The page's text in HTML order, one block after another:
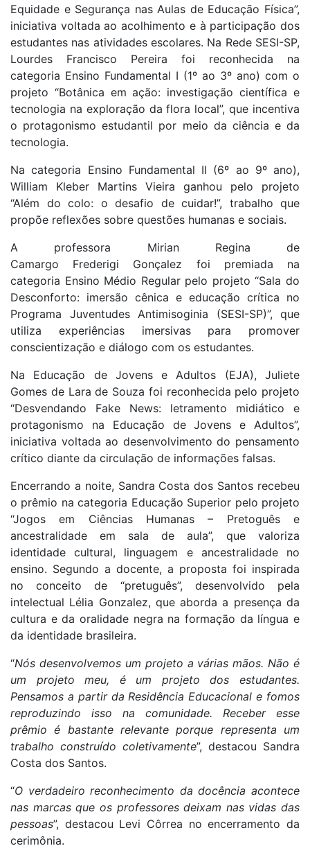
Equidade e Segurança nas Aulas de Educação Física”,
iniciativa voltada ao acolhimento e à participação dos
estudantes nas atividades escolares. Na Rede SESI-SP,
Lourdes Francisco Pereira foi reconhecida na
categoria Ensino Fundamental I (1º ao 3º ano) com o
projeto “Botânica em ação: investigação científica e
tecnologia na exploração da flora local”, que incentiva
o protagonismo estudantil por meio da ciência e da
tecnologia.
Na categoria Ensino Fundamental II (6º ao 9º ano),
William Kleber Martins Vieira ganhou pelo projeto
“Além do colo: o desafio de cuidar!”, trabalho que
propõe reflexões sobre questões humanas e sociais.
A professora Mirian Regina de
Camargo Frederigi Gonçalez foi premiada na
categoria Ensino Médio Regular pelo projeto “Sala do
Desconforto: imersão cênica e educação crítica no
Programa Juventudes Antimisoginia (SESI-SP)”, que
utiliza experiências imersivas para promover
conscientização e diálogo com os estudantes.
Na Educação de Jovens e Adultos (EJA), Juliete
Gomes de Lara de Souza foi reconhecida pelo projeto
“Desvendando Fake News: letramento midiático e
protagonismo na Educação de Jovens e Adultos”,
iniciativa voltada ao desenvolvimento do pensamento
crítico diante da circulação de informações falsas.
Encerrando a noite, Sandra Costa dos Santos recebeu
o prêmio na categoria Educação Superior pelo projeto
“Jogos em Ciências Humanas – Pretoguês e
ancestralidade em sala de aula”, que valoriza
identidade cultural, linguagem e ancestralidade no
ensino. Segundo a docente, a proposta foi inspirada
no conceito de “pretuguês”, desenvolvido pela
intelectual Lélia Gonzalez, que aborda a presença da
cultura e da oralidade negra na formação da língua e
da identidade brasileira.
“Nós desenvolvemos um projeto a várias mãos. Não é
um projeto meu, é um projeto dos estudantes.
Pensamos a partir da Residência Educacional e fomos
reproduzindo isso na comunidade. Receber esse
prêmio é bastante relevante porque representa um
trabalho construído coletivamente”, destacou Sandra
Costa dos Santos.
“O verdadeiro reconhecimento da docência acontece
nas marcas que os professores deixam nas vidas das
pessoas”, destacou Levi Côrrea no encerramento da
cerimônia.